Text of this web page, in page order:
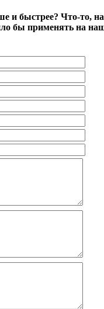
и быстрее? Что-то,
бы применять на